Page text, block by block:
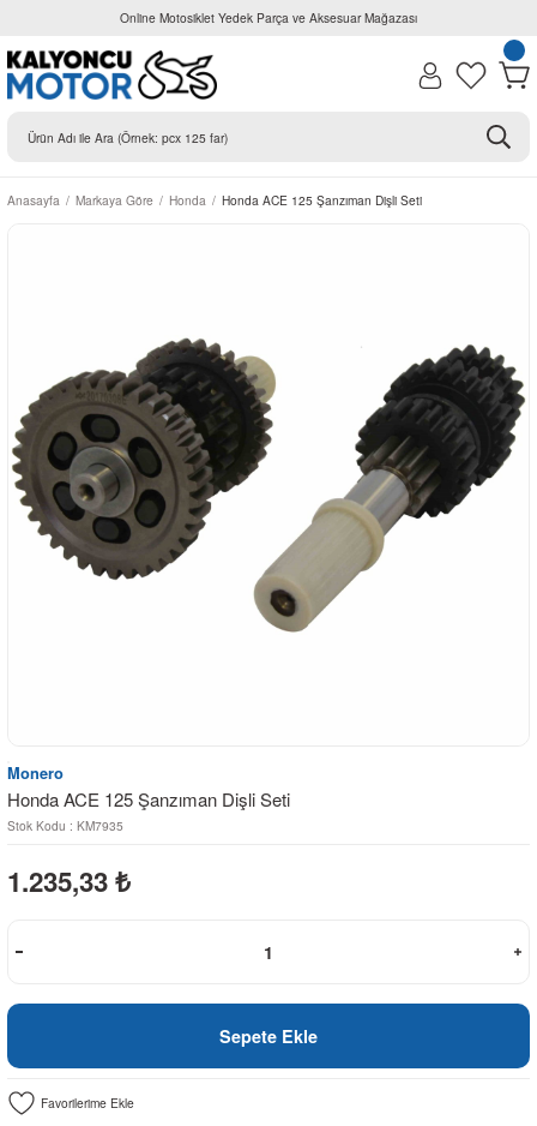
Online Motosiklet Yedek Parça ve Aksesuar Mağazası
Anasayfa Markaya Göre Honda Honda ACE 125 Şanzıman Dişli Seti
Monero
Honda ACE 125 Şanzıman Dişli Seti
Stok Kodu : KM7935
1.235,33 ₺
Sepete Ekle